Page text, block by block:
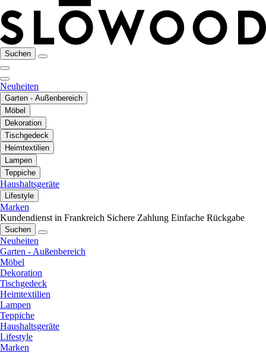
Suchen
Neuheiten
Garten - Außenbereich
Möbel
Dekoration
Tischgedeck
Heimtextilien
Lampen
Teppiche
Haushaltsgeräte
Lifestyle
Marken
Kundendienst in Frankreich Sichere Zahlung Einfache Rückgabe
Suchen
Neuheiten
Garten - Außenbereich
Möbel
Dekoration
Tischgedeck
Heimtextilien
Lampen
Teppiche
Haushaltsgeräte
Lifestyle
Marken